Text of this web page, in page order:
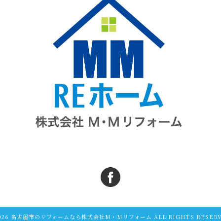
名古屋市のリフォームなら株式会社M・Mリフォーム ALL RIGHTS